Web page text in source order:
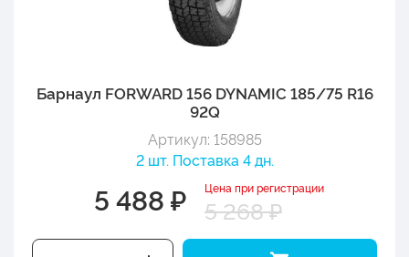
Барнаул FORWARD 156 DYNAMIC 185/75 R16
92Q
Артикул: 158985
2 шт. Поставка 4 дн.
5 488 ₽ Цена при регистрации
5 268 ₽